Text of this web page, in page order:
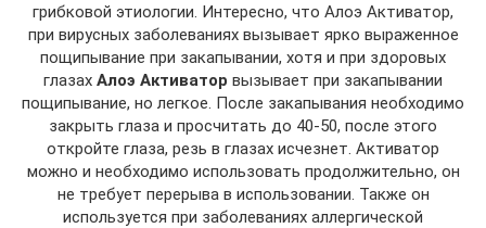
грибковой этиологии. Интересно, что Алоэ Активатор,
при вирусных заболеваниях вызывает ярко выраженное
пощипывание при закапывании, хотя и при здоровых
глазах Алоэ Активатор вызывает при закапывании
пощипывание, но легкое. После закапывания необходимо
закрыть глаза и просчитать до 40-50, после этого
откройте глаза, резь в глазах исчезнет. Активатор
можно и необходимо использовать продолжительно, он
не требует перерыва в использовании. Также он
используется при заболеваниях аллергической